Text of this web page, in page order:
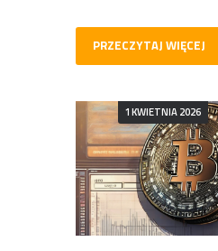
PRZECZYTAJ WIĘCEJ
1 KWIETNIA 2026